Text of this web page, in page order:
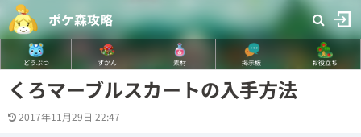
ポケ森攻略
どうぶつ ずかん 素材 掲示板 お役立ち
くろマーブルスカートの入手方法
2017年11月29日 22:47